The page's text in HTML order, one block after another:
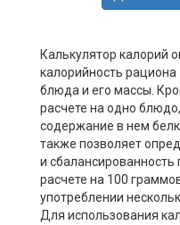
Калькулятор калорий
калорийность
блюда и его массы.
расчете на одно
содержание в нем
также позволяет
и
расчете на 100
употреблении
Для использования